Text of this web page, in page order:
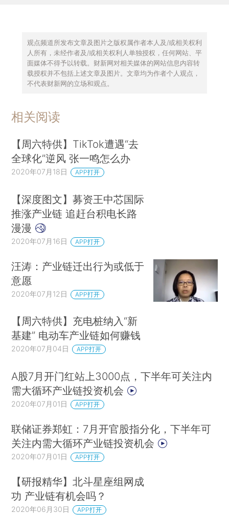
观点频道所发布文章及图片之版权属作者本人及/或相关权利
人所有，未经作者及/或相关权利人单独授权，任何网站、平
面媒体不得予以转载。财新网对相关媒体的网站信息内容转
载授权并不包括上述文章及图片。文章均为作者个人观点，
不代表财新网的立场和观点。
相关阅读
【周六特供】TikTok遭遇“去
全球化”逆风 张一鸣怎么办
2020年07月18日 APP打开
【深度图文】募资王中芯国际
推涨产业链 追赶台积电长路
漫漫
2020年07月16日 APP打开
汪涛：产业链迁出行为或低于
意愿
2020年07月12日 APP打开
【周六特供】充电桩纳入“新
基建” 电动车产业链如何赚钱
2020年07月04日 APP打开
A股7月开门红站上3000点，下半年可关注内
需大循环产业链投资机会
2020年07月01日 APP打开
联储证券郑虹：7月开官股指分化，下半年可
关注内需大循环产业链投资机会
2020年07月01日 APP打开
【研报精华】北斗星座组网成
功 产业链有机会吗？
2020年06月30日 APP打开